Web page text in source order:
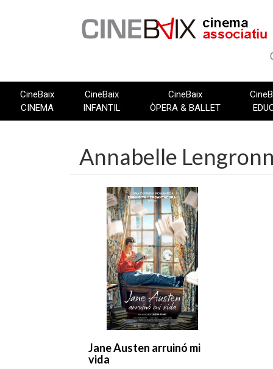
CineBaix
CINEMA
CineBaix
INFANTIL
CineBaix
ÒPERA & BALLET
Annabelle
Jane Austen arruinó mi
vida